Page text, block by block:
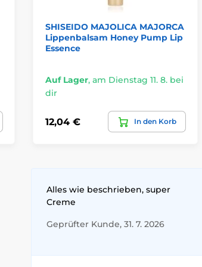
SHISEIDO MAJOLICA MAJORCA
Lippenbalsam Honey Pump Lip
Essence
Auf Lager, am Dienstag 11. 8. bei
dir
12,04 € In den Korb
Alles wie beschrieben, super
Creme
Geprüfter Kunde, 31. 7. 2026